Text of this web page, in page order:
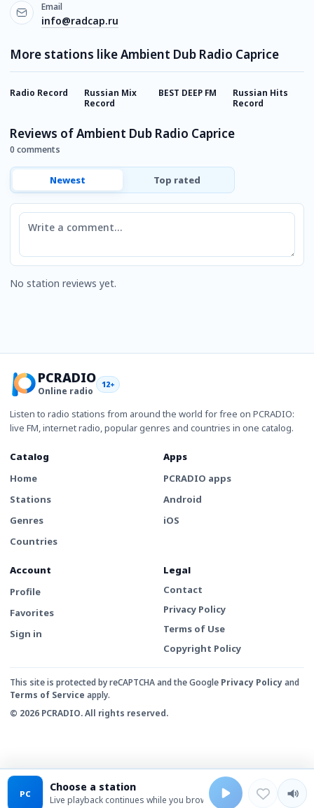
Email
info@radcap.ru
More stations like Ambient Dub Radio Caprice
Radio Record
Russian Mix
Record
BEST DEEP FM
Russian Hits
Record
Reviews of Ambient Dub Radio Caprice
0 comments
Newest Top rated
Comment
No station reviews yet.
PCRADIO
Online radio
12+
Listen to radio stations from around the world for free on PCRADIO:
live FM, internet radio, popular genres and countries in one catalog.
Catalog
Home
Stations
Genres
Countries
Apps
PCRADIO apps
Android
iOS
Account
Profile
Favorites
Sign in
Legal
Contact
Privacy Policy
Terms of Use
Copyright Policy
This site is protected by reCAPTCHA and the Google Privacy Policyand
Terms of Service apply.
© 2026 PCRADIO. All rights reserved.
PC Choose a station
Live playback continues while you browse